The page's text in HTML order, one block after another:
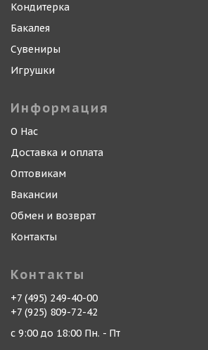
Кондитерка
Бакалея
Сувениры
Игрушки
Информация
О Нас
Доставка и оплата
Оптовикам
Вакансии
Обмен и возврат
Контакты
Контакты
+7 (495) 249-40-00
+7 (925) 809-72-42
с 9:00 до 18:00 Пн. - Пт